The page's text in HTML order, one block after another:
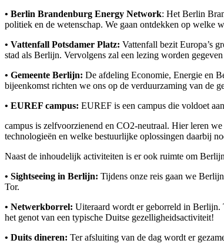
• Berlin Brandenburg Energy Network: Het Berlin
politiek en de wetenschap. We gaan ontdekken op welke
• Vattenfall Potsdamer Platz: Vattenfall bezit Europa’s
stad als Berlijn. Vervolgens zal een lezing worden
• Gemeente Berlijn: De afdeling Economie, Energie en
bijeenkomst richten we ons op de verduurzaming van de
• EUREF campus: EUREF is een campus die voldoet
campus is zelfvoorzienend en CO2-neutraal. Hier leren
technologieën en welke bestuurlijke oplossingen daarbij
Naast de inhoudelijk activiteiten is er ook ruimte om
• Sightseeing in Berlijn: Tijdens onze reis gaan we
Tor.
• Netwerkborrel: Uiteraard wordt er geborreld in Berlijn.
het genot van een typische Duitse gezelligheidsactiviteit!
• Duits dineren: Ter afsluiting van de dag wordt er